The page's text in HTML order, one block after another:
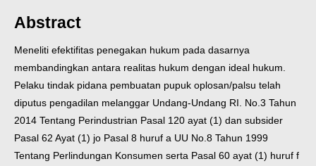
Abstract
Meneliti efektifitas penegakan hukum pada dasarnya
membandingkan antara realitas hukum dengan ideal hukum.
Pelaku tindak pidana pembuatan pupuk oplosan/palsu telah
diputus pengadilan melanggar Undang-Undang RI. No.3 Tahun
2014 Tentang Perindustrian Pasal 120 ayat (1) dan subsider
Pasal 62 Ayat (1) jo Pasal 8 huruf a UU No.8 Tahun 1999
Tentang Perlindungan Konsumen serta Pasal 60 ayat (1) huruf f